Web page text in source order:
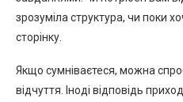
зрозуміла структура, чи поки
сторінку.
Якщо сумніваєтеся, можна
відчуття. Іноді відповідь